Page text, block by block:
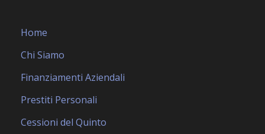
Home
Chi Siamo
Finanziamenti Aziendali
Prestiti Personali
Cessioni del Quinto